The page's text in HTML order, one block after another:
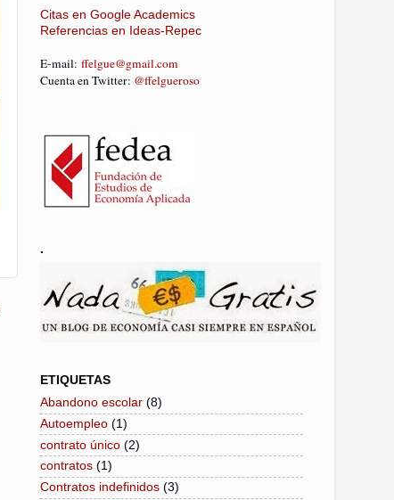
Citas en Google Academics
Referencias en Ideas-Repec
E-mail: ffelgue@gmail.com
Cuenta en Twitter: @ffelgueroso
.
ETIQUETAS
Abandono escolar (8)
Autoempleo (1)
contrato único (2)
contratos (1)
Contratos indefinidos (3)